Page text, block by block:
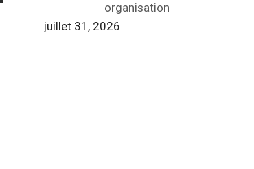
organisation
juillet 31, 2026